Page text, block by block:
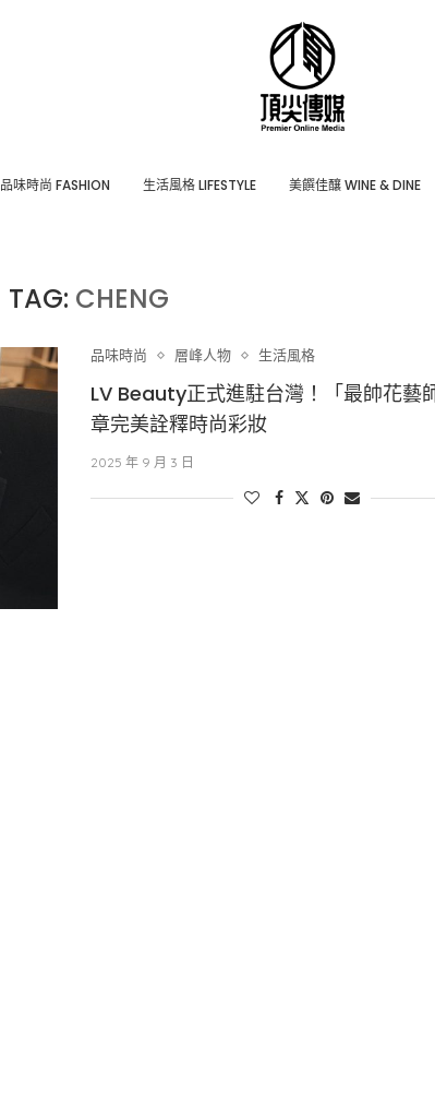
品味時尚 FASHION ⽣活風格 LIFESTYLE 美饌佳釀 WINE & DINE
TAG: CHENG
品味時尚 層峰⼈物 生活風格
LV Beauty正式進駐台灣！「最帥花藝
章完美詮釋時尚彩妝
2025 年 9 月 3 日